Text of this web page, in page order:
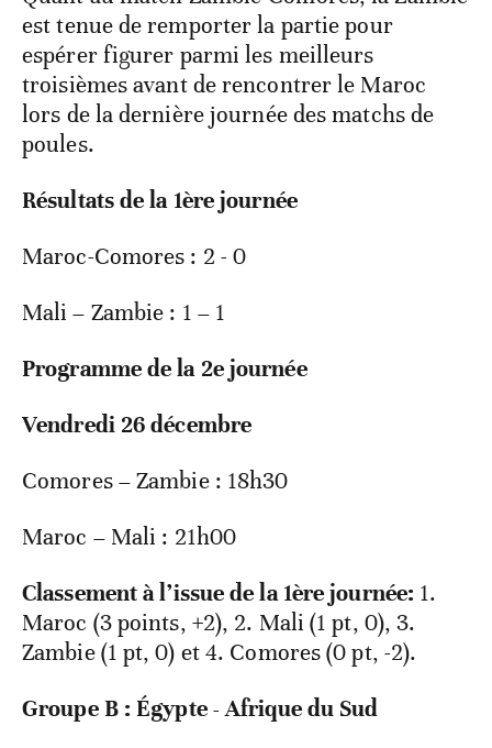
est tenue de remporter la partie pour
espérer figurer parmi les meilleurs
troisièmes avant de rencontrer le Maroc
lors de la dernière journée des matchs de
poules.
Résultats de la 1èrejournée
Maroc-Comores : 2 - 0
Mali – Zambie : 1 – 1
Programme de la 2ejournée
Vendredi 26 décembre
Comores – Zambie : 18h30
Maroc – Mali : 21h00
Classement à l’issue de la 1ère journée: 1.
Maroc (3 points, +2), 2. Mali (1 pt, 0), 3.
Zambie (1 pt, 0) et 4. Comores (0 pt, -2).
Groupe B : Égypte - Afrique du Sud